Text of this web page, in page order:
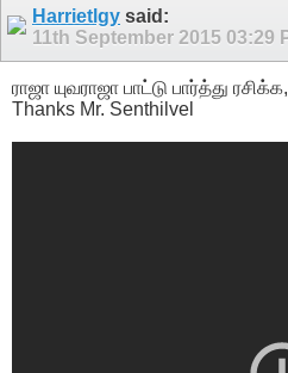
Harrietlgy said:
11th September 2015 03:29
ராஜா யுவராஜா பாட்டு பார்த்து ரசிக்க,
Thanks Mr. Senthilvel